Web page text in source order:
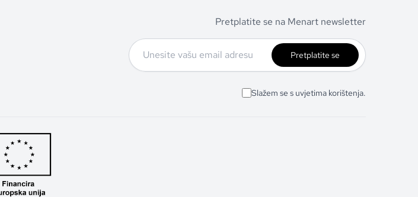
Pretplatite se na Menart newsletter
Pretplatite se
Slažem se s uvjetima korištenja.